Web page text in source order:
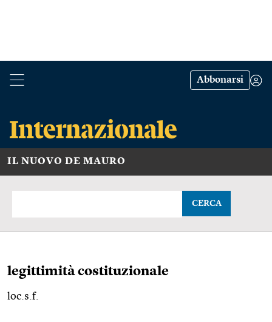
Abbonarsi
IL NUOVO DE MAURO
CERCA
legittimità costituzionale
loc.s.f.